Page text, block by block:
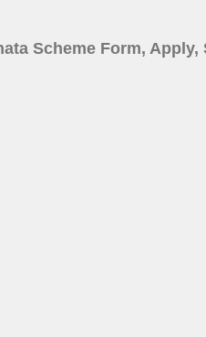
Bhata Scheme Form,